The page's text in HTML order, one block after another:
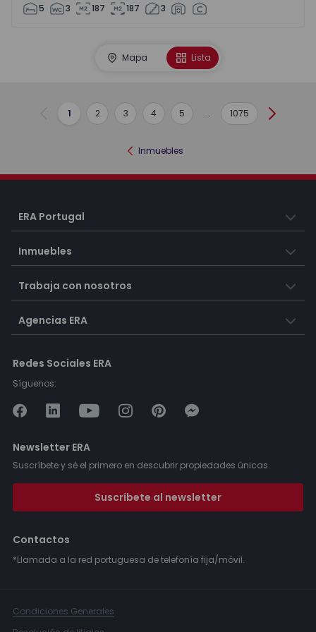
5 3 187 187 3
Mapa Lista
Anterior
1 2 3 4 5 ... 1075
Inmuebles
ERA Portugal
Inmuebles
Trabaja con nosotros
Agencias ERA
Redes Sociales ERA
Síguenos:
Newsletter ERA
Suscríbete y sé el primero en descubrir propiedades únicas.
Suscríbete al newsletter
Contactos
*Llamada a la red portuguesa de telefonía fija/móvil.
Condiciones Generales